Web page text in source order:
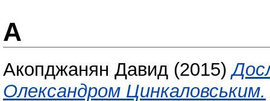
А
Акопджанян Давид (2015)
Олександром Цинкаловським.